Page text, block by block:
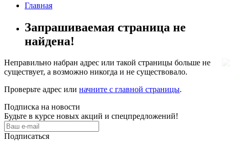
Главная
Запрашиваемая страница не
найдена!
Неправильно набран адрес или такой страницы больше не
существует, а возможно никогда и не существовало.
Проверьте адрес или начните с главной страницы.
Подписка на новости
Будьте в курсе новых акций и спецпредложений!
Подписаться